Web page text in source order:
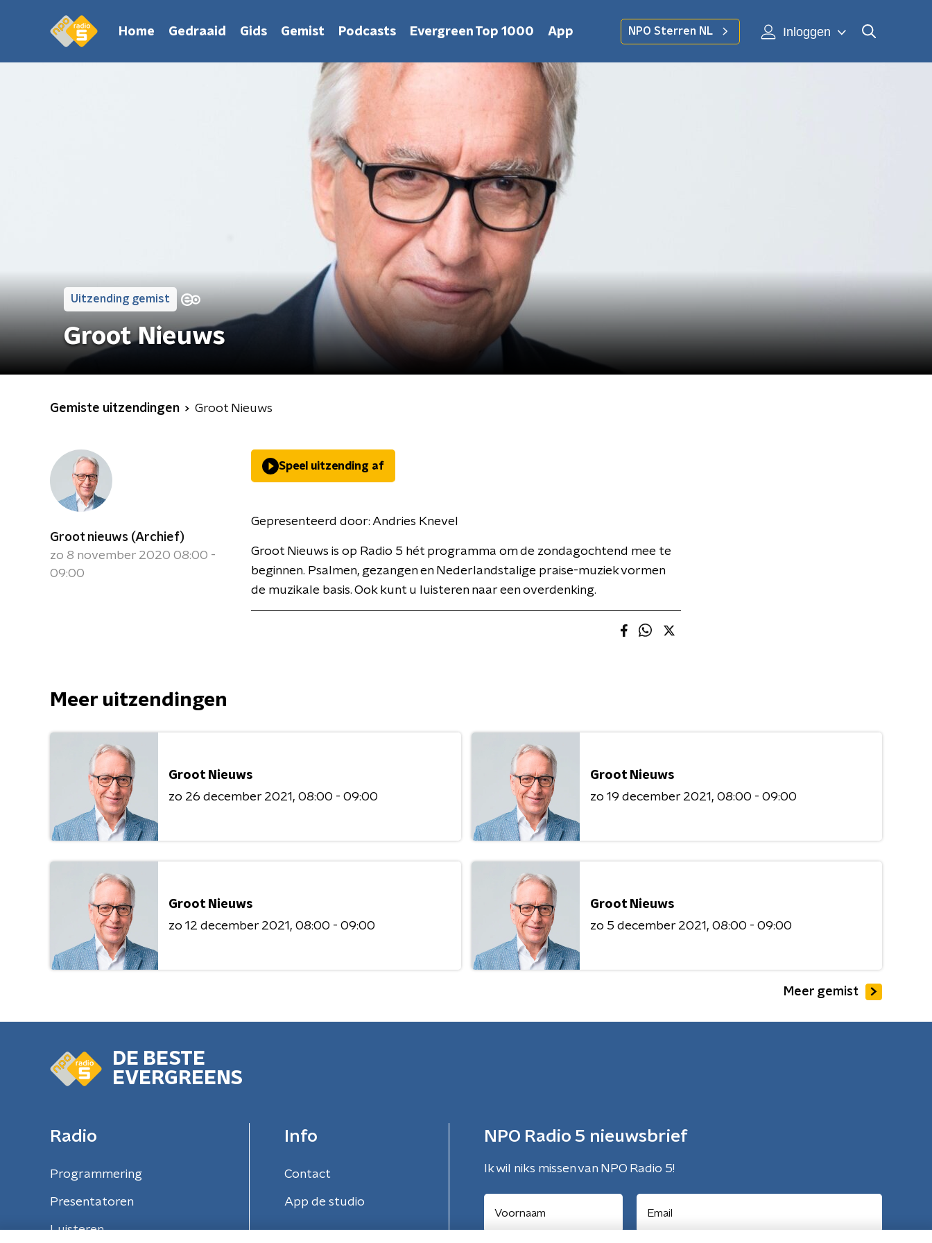
Home Gedraaid Gids Gemist Podcasts Evergreen Top 1000 App NPO Sterren NL Inloggen
Uitzending gemist
Groot Nieuws
Gemiste uitzendingen Groot Nieuws
Groot nieuws (Archief)
zo 8 november 2020 08:00 -
09:00
Speel uitzending af
Gepresenteerd door: Andries Knevel
Groot Nieuws is op Radio 5 hét programma om de zondagochtend mee te
beginnen. Psalmen, gezangen en Nederlandstalige praise-muziek vormen
de muzikale basis. Ook kunt u luisteren naar een overdenking.
Meer uitzendingen
Groot Nieuws
zo 26 december 2021
08:00 - 09:00
Groot Nieuws
zo 19 december 2021
08:00 - 09:00
Groot Nieuws
zo 12 december 2021
08:00 - 09:00
Groot Nieuws
zo 5 december 2021
08:00 - 09:00
Meer gemist
DE BESTE
EVERGREENS
Radio
Programmering
Presentatoren
Luisteren
Info
Contact
App de studio
NPO Radio 5 nieuwsbrief
Ik wil niks missen van NPO Radio 5!